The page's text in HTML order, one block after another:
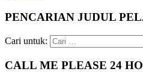
PENCARIAN JUDUL
Cari untuk:
CALL ME PLEASE 24